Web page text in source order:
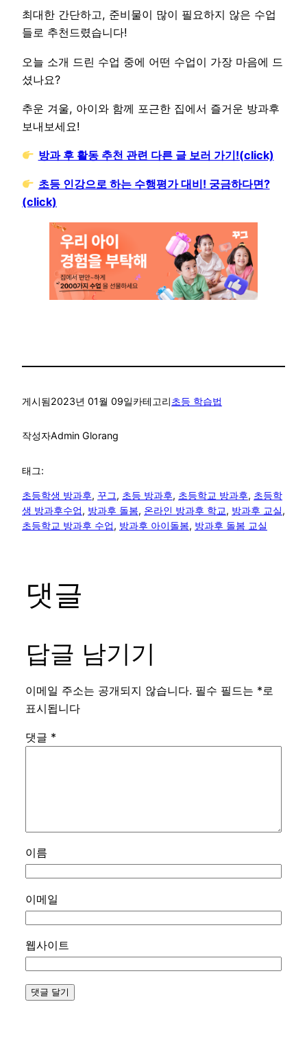
최대한 간단하고, 준비물이 많이 필요하지 않은 수업
들로 추천드렸습니다!
오늘 소개 드린 수업 중에 어떤 수업이 가장 마음에 드
셨나요?
추운 겨울, 아이와 함께 포근한 집에서 즐거운 방과후
보내보세요!
방과 후 활동 추천 관련 다른 글 보러 가기!(click)
초등 인강으로 하는 수행평가 대비! 궁금하다면?
(click)
게시됨2023년 01월 09일카테고리초등 학습법
작성자Admin Glorang
태그:
초등학생 방과후, 꾸그, 초등 방과후, 초등학교 방과후, 초등학
생 방과후수업, 방과후 돌봄, 온라인 방과후 학교, 방과후 교실
초등학교 방과후 수업, 방과후 아이돌봄, 방과후 돌봄 교실
댓글
답글 남기기
이메일 주소는 공개되지 않습니다. 필수 필드는 *로
표시됩니다
댓글 *
이름
이메일
웹사이트